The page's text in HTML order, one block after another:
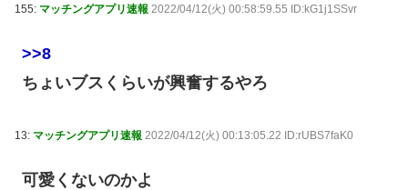
155: マッチングアプリ速報 2022/04/12(火) 00:58:59.55 ID:kG1j1SSvr
>>8
ちょいブスくらいが興奮するやろ
13: マッチングアプリ速報 2022/04/12(火) 00:13:05.22 ID:rUBS7faK0
可愛くないのかよ